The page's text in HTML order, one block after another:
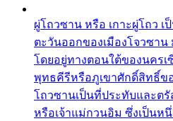
ผู่โถวซาน หรือ เกาะผู่โถว เ
ตะวันออกของเมืองโจวซาน
โดยอยู่ทางตอนใต้ของนครเ
พุทธคีรีหรือภูเขาศักดิ์สิทธิ์ข
โถวซานเป็นที่ประทับและต
หรือเจ้าแม่กวนอิม ซึ่งเป็นห